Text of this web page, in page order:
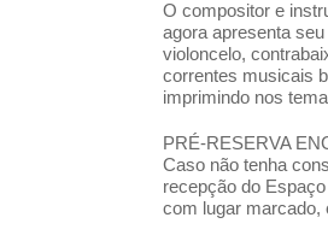
O compositor e
agora apresenta
violoncelo,
correntes musicais
imprimindo nos
PRÉ-RESERVA
Caso não tenha
recepção do
com lugar marcado,